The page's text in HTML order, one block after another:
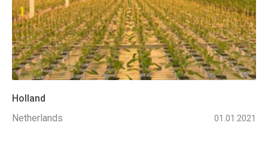
Holland
Netherlands
01.01.2021